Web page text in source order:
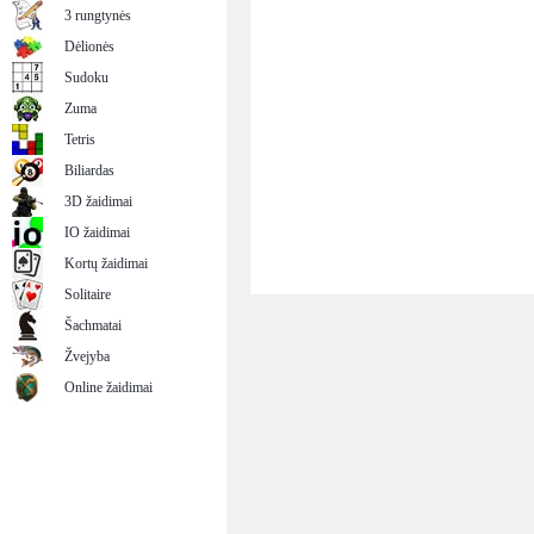
3 rungtynės
Dėlionės
Sudoku
Zuma
Tetris
Biliardas
3D žaidimai
IO žaidimai
Kortų žaidimai
Solitaire
Šachmatai
Žvejyba
Online žaidimai